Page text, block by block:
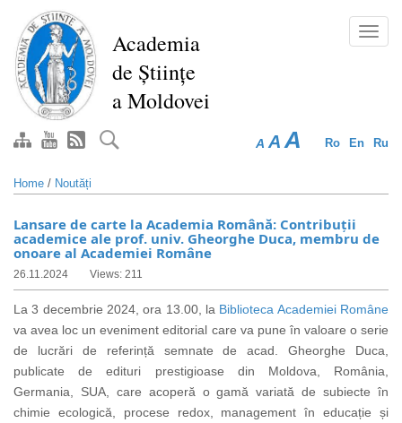
main
content
Academia
de Științe
a Moldovei
Ro En Ru
A A A
Home / Noutăți
Lansare de carte la Academia Română: Contribuții
academice ale prof. univ. Gheorghe Duca, membru de
onoare al Academiei Române
26.11.2024 Views: 211
La 3 decembrie 2024, ora 13.00, la Biblioteca Academiei Române
va avea loc un eveniment editorial care va pune în valoare o serie
de lucrări de referință semnate de acad. Gheorghe Duca,
publicate de edituri prestigioase din Moldova, România,
Germania, SUA, care acoperă o gamă variată de subiecte în
chimie ecologică, procese redox, management în educație și